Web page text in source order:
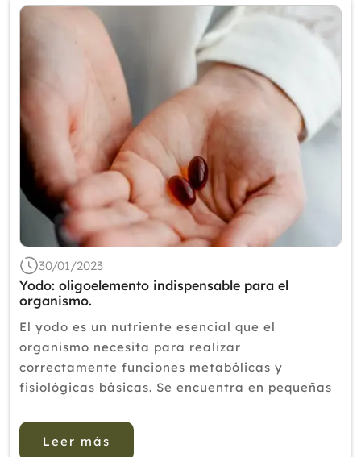
Junio
Abril
Marzo
Febrero
Enero
2022
2021
2020
2019
2017
2015
2014
30/01/2023
Yodo: oligoelemento indispensable para el
organismo.
El yodo es un nutriente esencial que el
organismo necesita para realizar
correctamente funciones metabólicas y
fisiológicas básicas. Se encuentra en pequeñas
componente de algunos alimentos. Estamos
hablando de un ol...
Leer más